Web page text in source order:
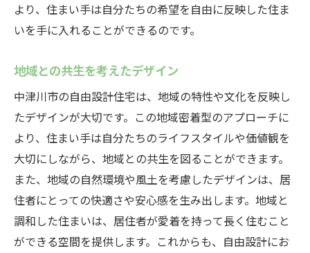
より、住まい手は自分たちの希望を自由に反映した住ま
いを手に入れることができるのです。
地域との共生を考えたデザイン
中津川市の自由設計住宅は、地域の特性や文化を反映し
たデザインが大切です。この地域密着型のアプローチに
より、住まい手は自分たちのライフスタイルや価値観を
大切にしながら、地域との共生を図ることができます。
また、地域の自然環境や風土を考慮したデザインは、居
住者にとっての快適さや安心感を生み出します。地域と
調和した住まいは、居住者が愛着を持って長く住むこと
ができる空間を提供します。これからも、自由設計にお